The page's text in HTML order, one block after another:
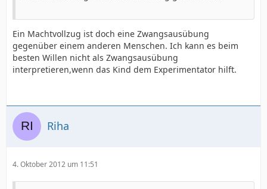
Ein Machtvollzug ist doch eine Zwangsausübung
gegenüber einem anderen Menschen. Ich kann es beim
besten Willen nicht als Zwangsausübung
interpretieren,wenn das Kind dem Experimentator hilft.
Riha
4. Oktober 2012 um 11:51